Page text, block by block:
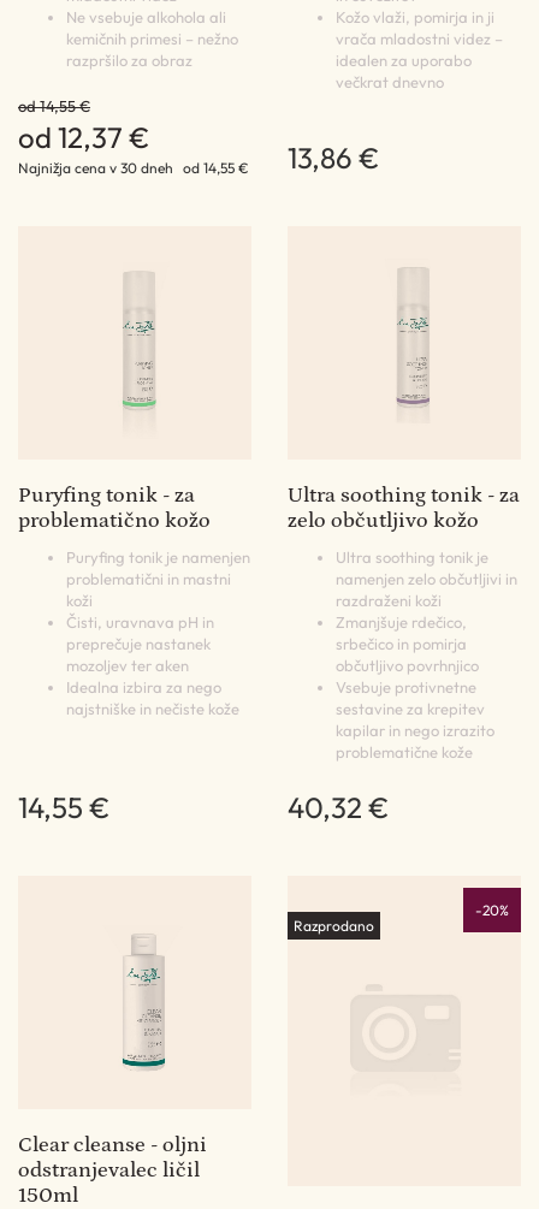
Ne vsebuje alkohola ali
kemičnih primesi – nežno
razpršilo za obraz
od 14,55 €
od 12,37 €
Najnižja cena v 30 dneh od 14,55 €
Kožo vlaži, pomirja in ji
vrača mladostni videz –
idealen za uporabo
večkrat dnevno
13,86 €
Puryfing tonik - za
problematično kožo
Puryfing tonik je namenjen
problematični in mastni
koži
Čisti, uravnava pH in
preprečuje nastanek
mozoljev ter aken
Idealna izbira za nego
najstniške in nečiste kože
14,55 €
Ultra soothing tonik - za
zelo občutljivo kožo
Ultra soothing tonik je
namenjen zelo občutljivi in
razdraženi koži
Zmanjšuje rdečico,
srbečico in pomirja
občutljivo povrhnjico
Vsebuje protivnetne
sestavine za krepitev
kapilar in nego izrazito
problematične kože
40,32 €
Clear cleanse - oljni
odstranjevalec ličil
150ml
-20%
Razprodano